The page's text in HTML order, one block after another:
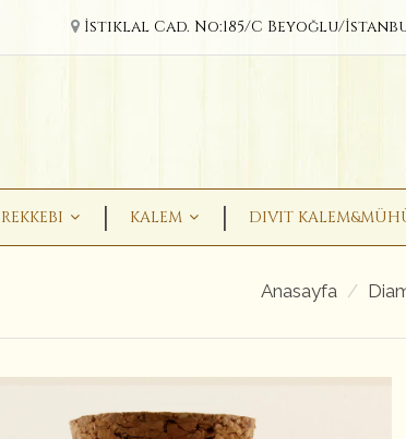
İstiklal Cad. No:185/C Beyoğlu/
KALEM DIVIT
Anasayfa